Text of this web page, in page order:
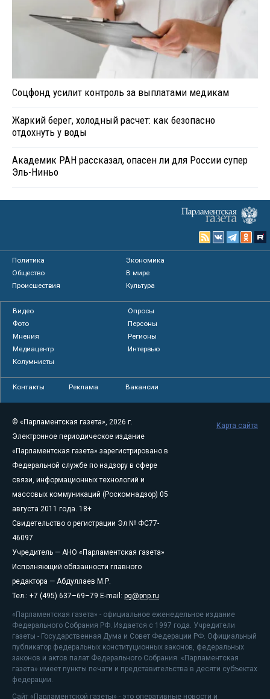
Соцфонд усилит контроль за выплатами медикам
Жаркий берег, холодный расчет: как безопасно
отдохнуть у воды
Академик РАН рассказал, опасен ли для России супер
Эль-Ниньо
Политика
Экономика
Общество
В мире
Происшествия
Культура
Видео
Опросы
Фото
Персоны
Мнения
Регионы
Медиацентр
Интервью
Колумнисты
Контакты Реклама Вакансии
© «Парламентская газета», 2026 г.
Электронное периодическое издание
«Парламентская газета» зарегистрировано в
Федеральной службе по надзору в сфере
связи, информационных технологий и
массовых коммуникаций (Роскомнадзор) 05
августа 2011 года. 18+
Свидетельство о регистрации Эл № ФС77-
46097
Учредитель — АНО «Парламентская газета»
Исполняющий обязанности главного
редактора — Абдуллаев М.Р.
Тел.: +7 (495) 637–69–79 E-mail: pg@pnp.ru
«Парламентская газета» - официальное еженедельное издание
Федерального Собрания РФ. Издается с 1997 года. Учредители
газеты - Государственная Дума и Совет Федерации РФ. Официальный
публикатор федеральных конституционных законов, федеральных
законов и актов палат Федерального Собрания. «Парламентская
газета» имеет пункты печати и представительства в десяти субъектах
федерации.
Сайт «Парламентской газеты» - это оперативные новости и
Карта сайта